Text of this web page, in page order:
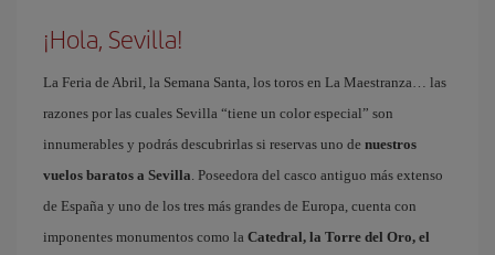
¡Hola, Sevilla!
La Feria de Abril, la Semana Santa, los toros en La Maestranza… las
razones por las cuales Sevilla “tiene un color especial” son
innumerables y podrás descubrirlas si reservas uno de nuestros
vuelos baratos a Sevilla. Poseedora del casco antiguo más extenso
de España y uno de los tres más grandes de Europa, cuenta con
imponentes monumentos como la Catedral, la Torre del Oro, el